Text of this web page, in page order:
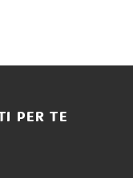
PER TE